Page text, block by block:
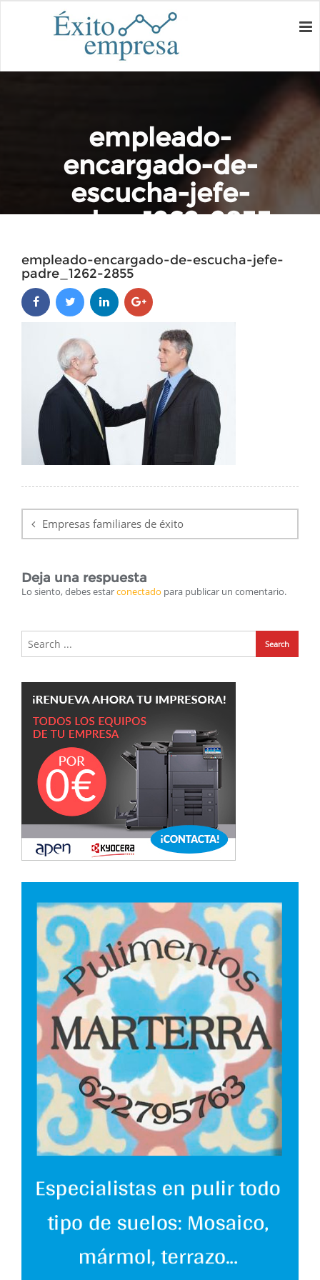
empleado-
encargado-de-
escucha-jefe-
padre_1262-2855
empleado-encargado-de-escucha-jefe-
padre_1262-2855
de
entradas
Empresas familiares de éxito
Deja una respuesta
Lo siento, debes estarconectado para publicar un comentario.